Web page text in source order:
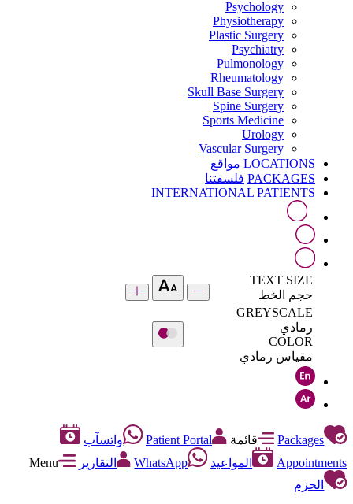
Psychology
Physiotherapy
Plastic Surgery
Psychiatry
Pulmonology
Rheumatology
Skull Base Surgery
Spine Surgery
Sports Medicine
Urology
Vascular Surgery
LOCATIONS مواقع
PACKAGES فلسفتنا
INTERNATIONAL PATIENTS
TEXT SIZE
حجم الخط
GREYSCALE
رمادي
COLOR
مقياس رمادي
Packages قائمة Patient Portal
واتسآب
Appointments
المواعيد WhatsApp التقارير
Menu
الحزم